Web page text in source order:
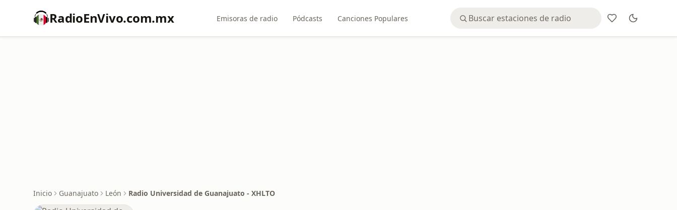
RadioEnVivo.com.mx Emisoras de radio Pódcasts Canciones Populares
Inicio Guanajuato León Radio Universidad de Guanajuato - XHLTO